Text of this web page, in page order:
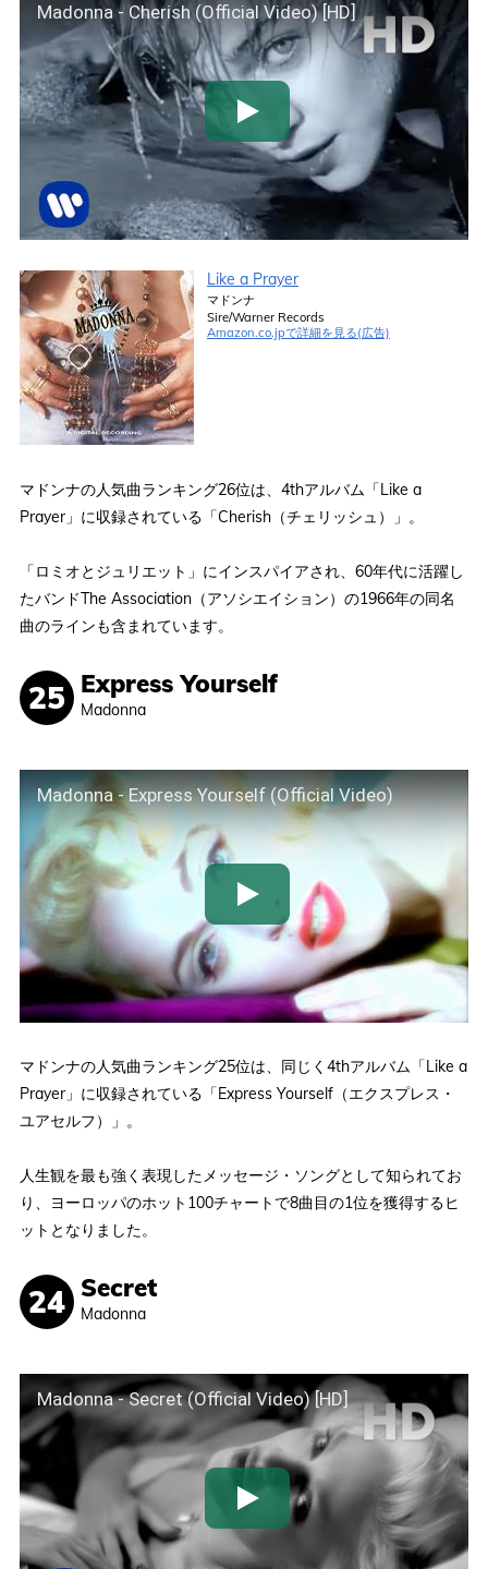
Madonna - Cherish (Official Video) [HD]
Like a Prayer
マドンナ
Sire/Warner Records
Amazon.co.jpで詳細を見る(広告)
マドンナの人気曲ランキング26位は、4thアルバム「Like a
Prayer」に収録されている「Cherish（チェリッシュ）」。
「ロミオとジュリエット」にインスパイアされ、60年代に活躍し
たバンドThe Association（アソシエイション）の1966年の同名
曲のラインも含まれています。
Express Yourself
Madonna
Madonna - Express Yourself (Official Video)
マドンナの人気曲ランキング25位は、同じく4thアルバム「Like a
Prayer」に収録されている「Express Yourself（エクスプレス・
ユアセルフ）」。
人生観を最も強く表現したメッセージ・ソングとして知られてお
り、ヨーロッパのホット100チャートで8曲目の1位を獲得するヒ
ットとなりました。
Secret
Madonna
Madonna - Secret (Official Video) [HD]